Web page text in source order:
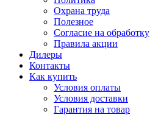
Охрана труда
Полезное
Согласие на обработку
Правила акции
Дилеры
Контакты
Как купить
Условия оплаты
Условия доставки
Гарантия на товар